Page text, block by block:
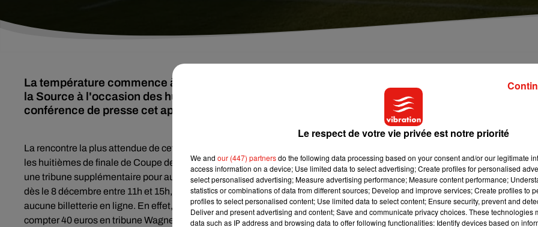
La température commence à monter avant le choc des extrêmes entre l'USO et le PSG au stade
la Source à l'occasion des huitièmes de finale de Coupe de la Ligue. Le club orléanais a donné une
conférence de presse cet après-midi pour dévoiler les informations pratiques.
La rencontre la plus attendue de cette fin d’année à Orléans, c’est sans doute la venue du PSG le 18 décembre prochain
les huitièmes de finale de Coupe de la Ligue. Pour ce match exceptionnel, le club del’USO et la ville envisagent d’installer
une tribune supplémentaire pour augmenter la capacité du stade de 2 500 places. Le grand public pourra acheter ses
dès le 8 décembre entre 11h et 15h, avec des conditions assez strictes : pas plus de deux places par supporter et surtout
aucune billetterie en ligne. En effet, l’achat des places se fera uniquement au guichet du Stade de la Source. Il faudra
compter 40 euros en tribune Wagner, 30 euros en tribune Orléans et 20 euros en pourtours de terrain.
Le respect de votre vie privée est notre priorité
We and our (447) partnersdo the following data processing based on your consent and/or our legitimate
access information on a device; Use limited data to select advertising; Create profiles for personalised
select personalised advertising; Measure advertising performance; Measure content performance;
statistics or combinations of data from different sources; Develop and improve services; Create profiles to
profiles to select personalised content; Use limited data to select content; Ensure security, prevent and
Deliver and present advertising and content; Save and communicate privacy choices. These technologies
data such as IP address and browsing data to offer following functionalities: Identify devices based on